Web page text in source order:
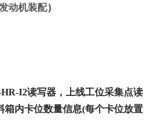
发动机装配）
I2读写器，上线工位采集点读
内卡位数量信息(每个卡位放置